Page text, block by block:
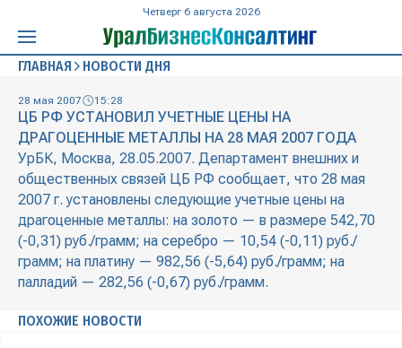
Четверг 6 августа 2026
ГЛАВНАЯ НОВОСТИ ДНЯ
28 мая 2007 15:28
ЦБ РФ УСТАНОВИЛ УЧЕТНЫЕ ЦЕНЫ НА
ДРАГОЦЕННЫЕ МЕТАЛЛЫ НА 28 МАЯ 2007 ГОДА
УрБК, Москва, 28.05.2007. Департамент внешних и
общественных связей ЦБ РФ сообщает, что 28 мая
2007 г. установлены следующие учетные цены на
драгоценные металлы: на золото — в размере 542,70
(-0,31) руб./грамм; на серебро — 10,54 (-0,11) руб./
грамм; на платину — 982,56 (-5,64) руб./грамм; на
палладий — 282,56 (-0,67) руб./грамм.
ПОХОЖИЕ НОВОСТИ